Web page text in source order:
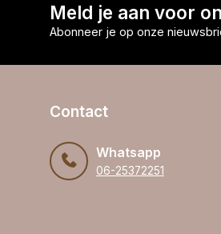
Meld je aan voor
Abonneer je op onze
Contact
Whatsapp
06-25372251